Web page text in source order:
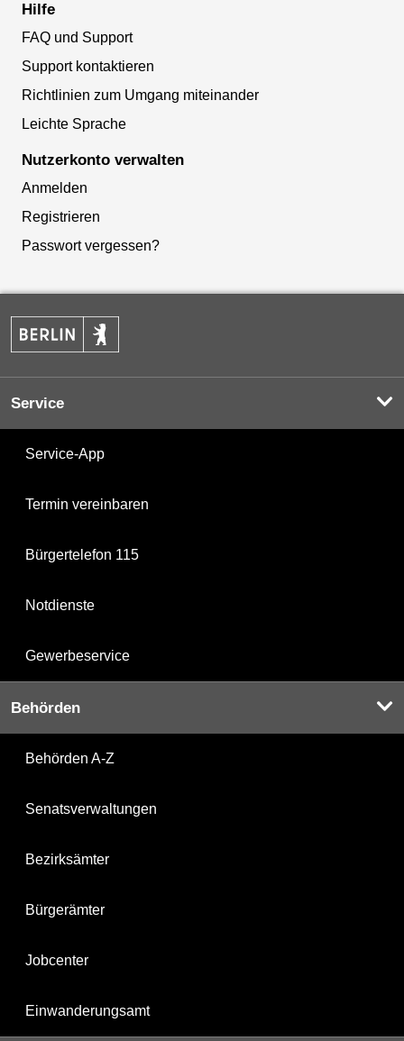
Hilfe
FAQ und Support
Support kontaktieren
Richtlinien zum Umgang miteinander
Leichte Sprache
Nutzerkonto verwalten
Anmelden
Registrieren
Passwort vergessen?
Service
Service-App
Termin vereinbaren
Bürgertelefon 115
Notdienste
Gewerbeservice
Behörden
Behörden A-Z
Senatsverwaltungen
Bezirksämter
Bürgerämter
Jobcenter
Einwanderungsamt